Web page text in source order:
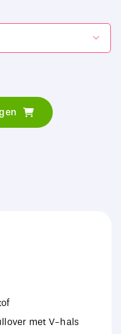

met V-hals